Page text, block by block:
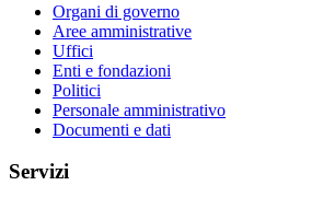
Organi di governo
Aree amministrative
Uffici
Enti e fondazioni
Politici
Personale amministrativo
Documenti e dati
Servizi